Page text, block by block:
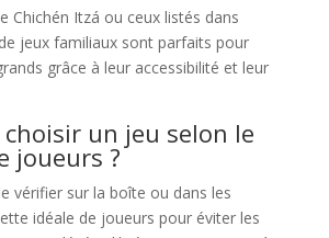
Chichén Itzá ou ceux listés dans
jeux familiaux sont parfaits pour
grâce à leur accessibilité et leur
un jeu selon le
joueurs ?
vérifier sur la boîte ou dans les
idéale de joueurs pour éviter les